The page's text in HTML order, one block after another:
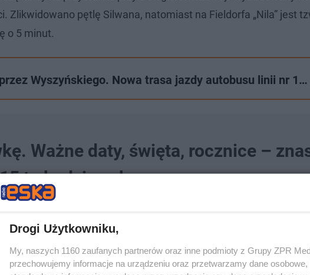
Zlikwidowano pętlę Silwana, natomiast na Fieldorfa „Nila” jest
o 5 minut.
Wyszyńskiego. Nowa trasa jazdy autobusu linii nr 1…
Ważne daty, święta, rocznice –
to będzie sukces
Pracy. Jakie wydarzenie upamiętnia?
Drogi Użytkowniku,
My, naszych 1160 zaufanych partnerów oraz inne podmioty z Grupy ZPR
przechowujemy informacje na urządzeniu oraz przetwarzamy dane